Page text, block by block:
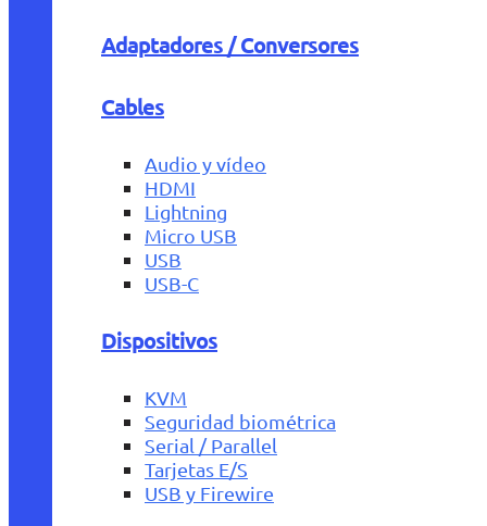
Adaptadores / Conversores
Cables
Audio y vídeo
HDMI
Lightning
Micro USB
USB
USB-C
Dispositivos
KVM
Seguridad biométrica
Serial / Parallel
Tarjetas E/S
USB y Firewire